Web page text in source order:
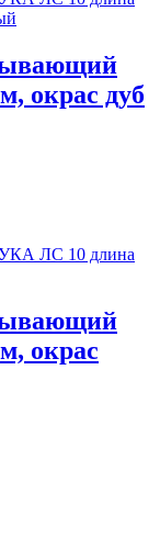
окрас дуб
окрас